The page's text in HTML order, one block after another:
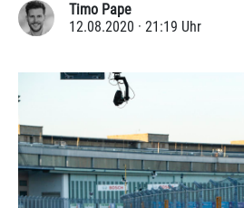
Timo Pape
12.08.2020 · 21:19 Uhr